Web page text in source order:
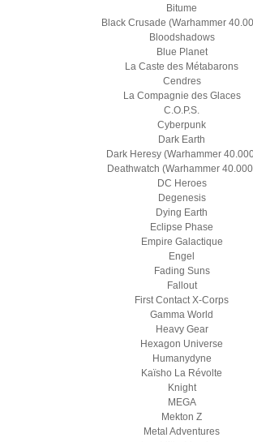
Bitume
Black Crusade (Warhammer
Bloodshadows
Blue Planet
La Caste des Métabarons
Cendres
La Compagnie des Glaces
C.O.P.S.
Cyberpunk
Dark Earth
Dark Heresy (Warhammer
Deathwatch (Warhammer
DC Heroes
Degenesis
Dying Earth
Eclipse Phase
Empire Galactique
Engel
Fading Suns
Fallout
First Contact X-Corps
Gamma World
Heavy Gear
Hexagon Universe
Humanydyne
Kaïsho La Révolte
Knight
MEGA
Mekton Z
Metal Adventures